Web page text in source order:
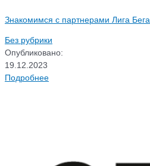
Знакомимся с партнерами Лига Бега.
Без рубрики
Опубликовано:
19.12.2023
Подробнее